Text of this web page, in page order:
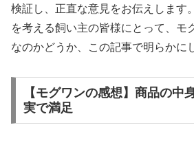
検証し、正直な意見をお伝えします
を考える飼い主の皆様にとって、モ
なのかどうか、この記事で明らかに
【モグワンの感想】商品の中
実で満足